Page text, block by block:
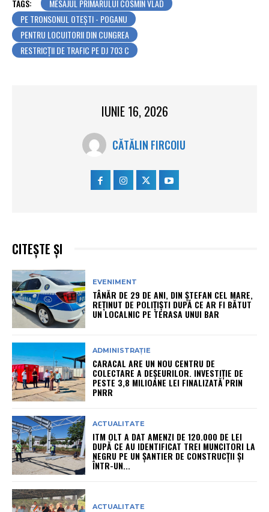
TAGS:
MESAJUL PRIMARULUI COSMIN VLAD
PE TRONSONUL OTEȘTI - POGANU
PENTRU LOCUITORII DIN CUNGREA
RESTRICȚII DE TRAFIC PE DJ 703 C
IUNIE 16, 2026
CĂTĂLIN FIRCOIU
CITEȘTE ȘI
EVENIMENT
TÂNĂR DE 29 DE ANI, DIN ȘTEFAN CEL MARE,
REȚINUT DE POLIȚIȘTI DUPĂ CE AR FI BĂTUT
UN LOCALNIC PE TERASA UNUI BAR
ADMINISTRAȚIE
CARACAL ARE UN NOU CENTRU DE
COLECTARE A DEȘEURILOR. INVESTIȚIE DE
PESTE 3,8 MILIOANE LEI FINALIZATĂ PRIN
PNRR
ACTUALITATE
ITM OLT A DAT AMENZI DE 120.000 DE LEI
DUPĂ CE AU IDENTIFICAT TREI MUNCITORI LA
NEGRU PE UN ȘANTIER DE CONSTRUCȚII ȘI
ÎNTR-UN...
ACTUALITATE